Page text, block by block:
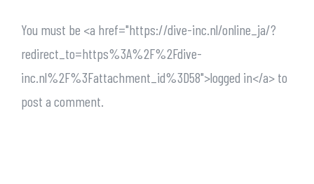
You must be <a href="https://dive-inc.nl/online_ja/?
redirect_to=https%3A%2F%2Fdive-
inc.nl%2F%3Fattachment_id%3D58">logged in</a> to
post a comment.